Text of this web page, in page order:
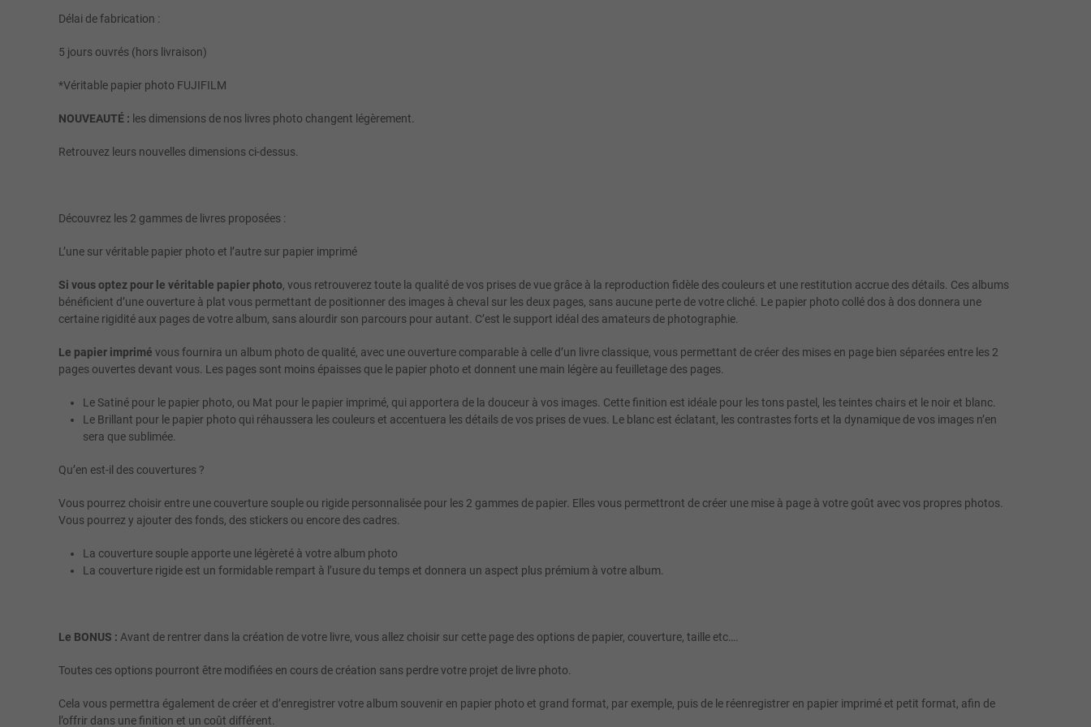
Délai de fabrication :
5 jours ouvrés (hors livraison)
*Véritable papier photo FUJIFILM
NOUVEAUTÉ : les dimensions de nos livres photo changent légèrement.
Retrouvez leurs nouvelles dimensions ci-dessus.
Découvrez les 2 gammes de livres proposées :
L’une sur véritable papier photo et l’autre sur papier imprimé
Si vous optez pour le véritable papier photo, vous retrouverez toute la qualité de vos prises de vue grâce à la reproduction fidèle des couleurs et une restitution accrue des détails. Ces albums
bénéficient d’une ouverture à plat vous permettant de positionner des images à cheval sur les deux pages, sans aucune perte de votre cliché. Le papier photo collé dos à dos donnera une
certaine rigidité aux pages de votre album, sans alourdir son parcours pour autant. C’est le support idéal des amateurs de photographie.
Le papier imprimé vous fournira un album photo de qualité, avec une ouverture comparable à celle d’un livre classique, vous permettant de créer des mises en page bien séparées entre les 2
pages ouvertes devant vous. Les pages sont moins épaisses que le papier photo et donnent une main légère au feuilletage des pages.
Le Satiné pour le papier photo, ou Mat pour le papier imprimé, qui apportera de la douceur à vos images. Cette finition est idéale pour les tons pastel, les teintes chairs et le noir et blanc.
Le Brillant pour le papier photo qui réhaussera les couleurs et accentuera les détails de vos prises de vues. Le blanc est éclatant, les contrastes forts et la dynamique de vos images n’en
sera que sublimée.
Qu’en est-il des couvertures ?
Vous pourrez choisir entre une couverture souple ou rigide personnalisée pour les 2 gammes de papier. Elles vous permettront de créer une mise à page à votre goût avec vos propres photos.
Vous pourrez y ajouter des fonds, des stickers ou encore des cadres.
La couverture souple apporte une légèreté à votre album photo
La couverture rigide est un formidable rempart à l’usure du temps et donnera un aspect plus prémium à votre album.
Le BONUS : Avant de rentrer dans la création de votre livre, vous allez choisir sur cette page des options de papier, couverture, taille etc….
Toutes ces options pourront être modifiées en cours de création sans perdre votre projet de livre photo.
Cela vous permettra également de créer et d’enregistrer votre album souvenir en papier photo et grand format, par exemple, puis de le réenregistrer en papier imprimé et petit format, afin de
l’offrir dans une finition et un coût différent.